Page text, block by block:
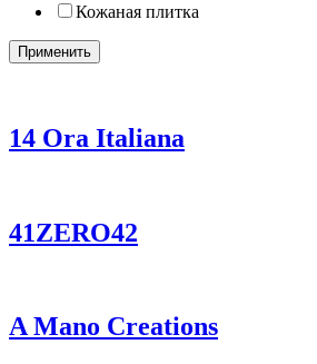
Кожаная плитка
Применить
14 Ora Italiana
41ZERO42
A Mano Creations